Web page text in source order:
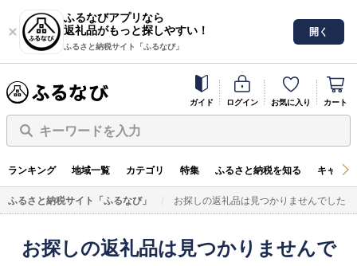
ふるなびアプリなら
返礼品がもっと探しやすい！
ふるさと納税サイト「ふるなび」
開く
ガイド ログイン お気に入り カート
キーワードを入力
ランキング 地域一覧 カテゴリ 特集 ふるさと納税を知る キャン
ふるさと納税サイト「ふるなび」 お探しの返礼品は見つかりませんでした
お探しの返礼品は見つかりませんで